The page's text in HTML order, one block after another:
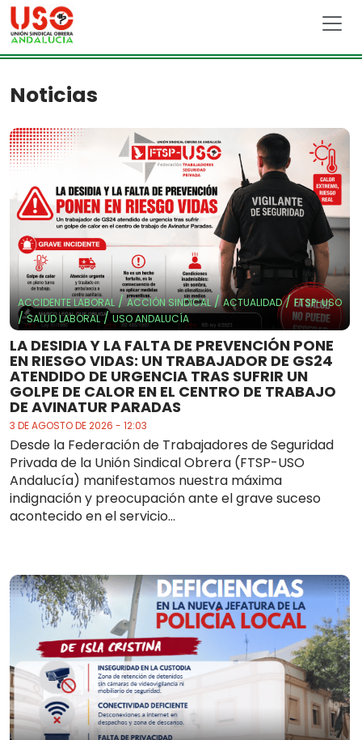
Skip to main content
Noticias
ACCIDENTE LABORAL/ACCIÓN SINDICAL/ACTUALIDAD/FTSP-USO
/SALUD LABORAL/USO ANDALUCÍA
LA DESIDIA Y LA FALTA DE PREVENCIÓN PONE
EN RIESGO VIDAS: UN TRABAJADOR DE GS24
ATENDIDO DE URGENCIA TRAS SUFRIR UN
GOLPE DE CALOR EN EL CENTRO DE TRABAJO
DE AVINATUR PARADAS
3 DE AGOSTO DE 2026 - 12:03
Desde la Federación de Trabajadores de Seguridad
Privada de la Unión Sindical Obrera (FTSP-USO
Andalucía) manifestamos nuestra máxima
indignación y preocupación ante el grave suceso
acontecido en el servicio...